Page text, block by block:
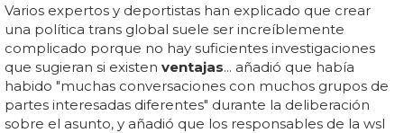
Varios expertos y deportistas han explicado que crear
una política trans global suele ser increíblemente
complicado porque no hay suficientes investigaciones
que sugieran si existen ventajas... añadió que había
habido "muchas conversaciones con muchos grupos de
partes interesadas diferentes" durante la deliberación
sobre el asunto, y añadió que los responsables de la wsl